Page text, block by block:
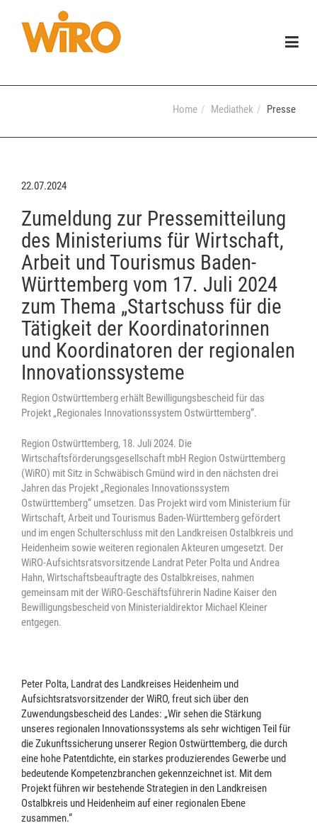
Home Mediathek Presse
22.07.2024
Zumeldung zur Pressemitteilung
des Ministeriums für Wirtschaft,
Arbeit und Tourismus Baden-
Württemberg vom 17. Juli 2024
zum Thema „Startschuss für die
Tätigkeit der Koordinatorinnen
und Koordinatoren der regionalen
Innovationssysteme
Region Ostwürttemberg erhält Bewilligungsbescheid für das
Projekt „Regionales Innovationssystem Ostwürttemberg“.
Region Ostwürttemberg, 18. Juli 2024. Die
Wirtschaftsförderungsgesellschaft mbH Region Ostwürttemberg
(WiRO) mit Sitz in Schwäbisch Gmünd wird in den nächsten drei
Jahren das Projekt „Regionales Innovationssystem
Ostwürttemberg“ umsetzen. Das Projekt wird vom Ministerium für
Wirtschaft, Arbeit und Tourismus Baden-Württemberg gefördert
und im engen Schulterschluss mit den Landkreisen Ostalbkreis und
Heidenheim sowie weiteren regionalen Akteuren umgesetzt. Der
WiRO-Aufsichtsratsvorsitzende Landrat Peter Polta und Andrea
Hahn, Wirtschaftsbeauftragte des Ostalbkreises, nahmen
gemeinsam mit der WiRO-Geschäftsführerin Nadine Kaiser den
Bewilligungsbescheid von Ministerialdirektor Michael Kleiner
entgegen.
Peter Polta, Landrat des Landkreises Heidenheim und
Aufsichtsratsvorsitzender der WiRO, freut sich über den
Zuwendungsbescheid des Landes: „Wir sehen die Stärkung
unseres regionalen Innovationssystems als sehr wichtigen Teil für
die Zukunftssicherung unserer Region Ostwürttemberg, die durch
eine hohe Patentdichte, ein starkes produzierendes Gewerbe und
bedeutende Kompetenzbranchen gekennzeichnet ist. Mit dem
Projekt führen wir bestehende Strategien in den Landkreisen
Ostalbkreis und Heidenheim auf einer regionalen Ebene
zusammen.“